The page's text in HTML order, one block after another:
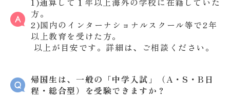
方。
2)国内のインターナショナルスクール等で2年
以上教育を受けた方。
以上が目安です。詳細は、ご相談ください。
帰国生は、一般の「中学入試」（A・S・B日
程・総合型）を受験できますか？